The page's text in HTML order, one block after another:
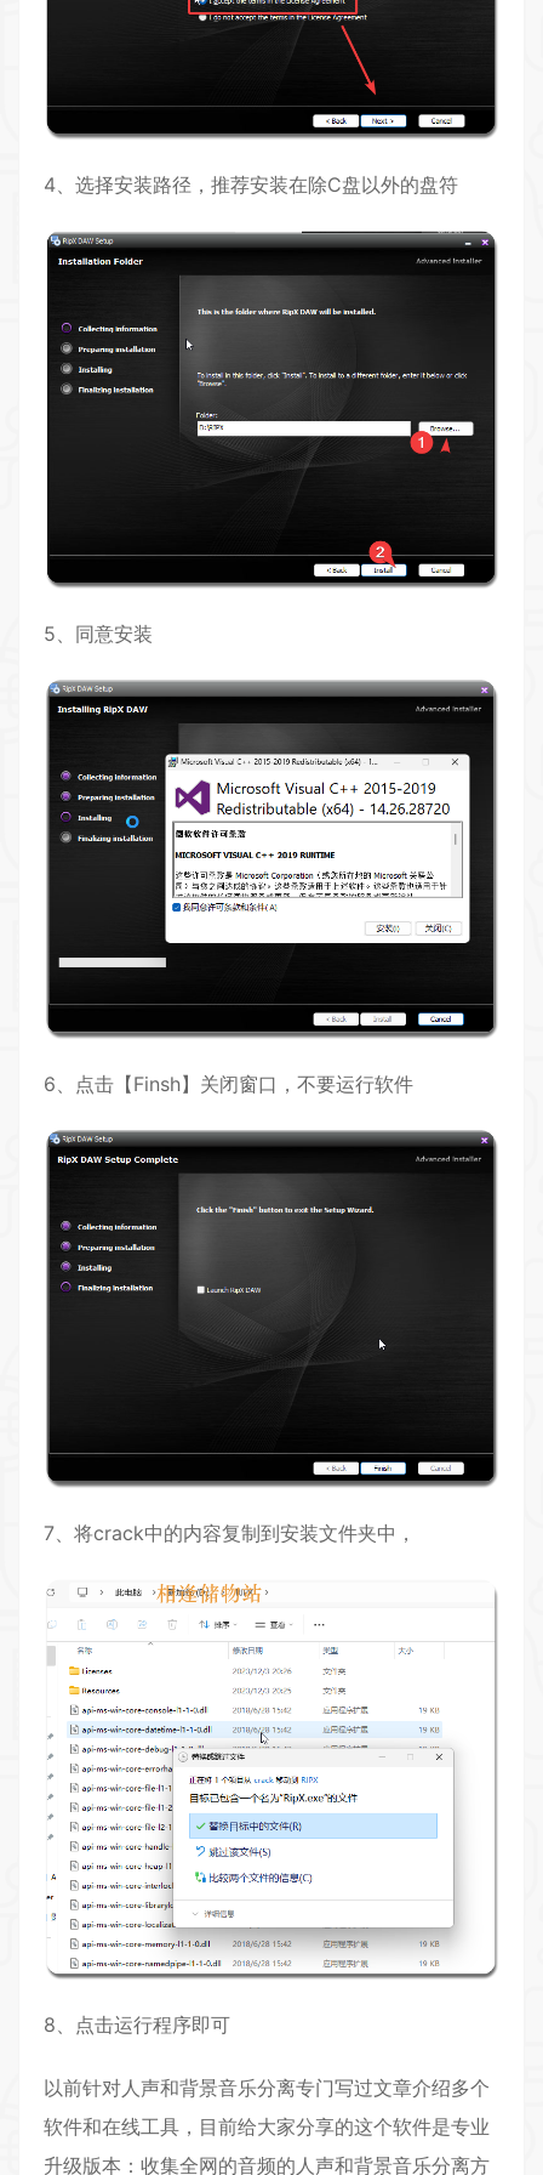
4、选择安装路径，推荐安装在除C盘以外的盘符
5、同意安装
6、点击【Finsh】关闭窗口，不要运行软件
7、将crack中的内容复制到安装文件夹中，
8、点击运行程序即可
以前针对人声和背景音乐分离专门写过文章介绍多个
软件和在线工具，目前给大家分享的这个软件是专业
升级版本： 收集全网的音频的人声和背景音乐分离方